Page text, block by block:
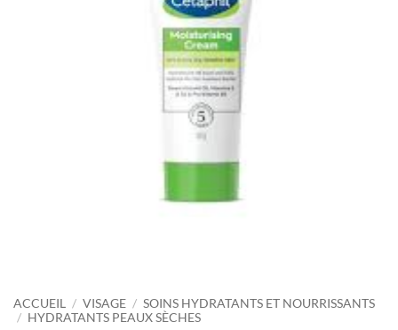
ACCUEIL / VISAGE / SOINS HYDRATANTS ET NOURRISSANTS
/ HYDRATANTS PEAUX SÈCHES